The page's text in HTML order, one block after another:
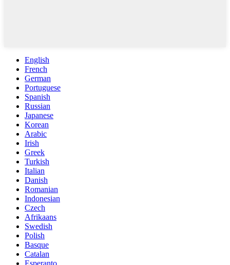
English
French
German
Portuguese
Spanish
Russian
Japanese
Korean
Arabic
Irish
Greek
Turkish
Italian
Danish
Romanian
Indonesian
Czech
Afrikaans
Swedish
Polish
Basque
Catalan
Esperanto